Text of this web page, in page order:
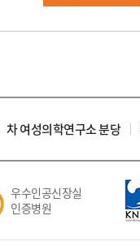
차 여성의학연구소 분당
우수인공신장실
인증병원